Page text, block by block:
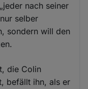
nach seiner
selber
sondern will den
die Colin
befällt ihn, als er